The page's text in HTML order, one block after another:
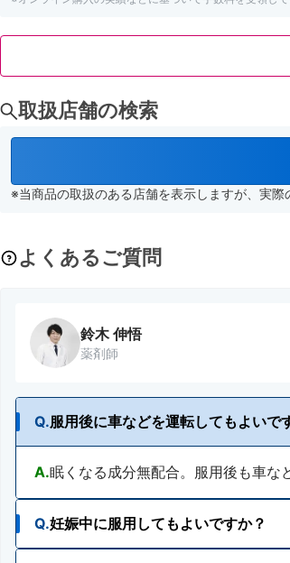
取扱店舗の検索
※当商品の取扱のある店舗を表示しますが、実
よくあるご質問
鈴木 伸悟
薬剤師
Q.服用後に車などを運転してもよいで
A.眠くなる成分無配合。服用後も車な
Q.妊娠中に服用してもよいですか？